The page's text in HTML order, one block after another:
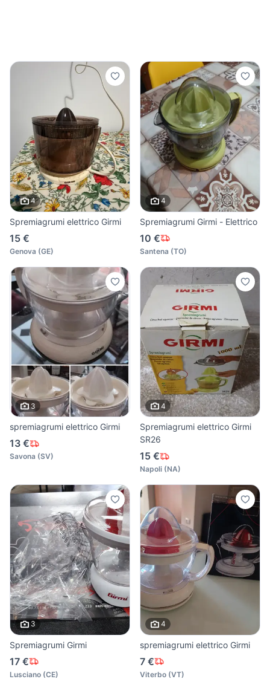
4
Spremiagrumi elettrico Girmi
15 €
Genova (GE)
4
Spremiagrumi Girmi - Elettrico
10 €
Santena (TO)
3
spremiagrumi elettrico Girmi
13 €
Savona (SV)
4
Spremiagrumi elettrico Girmi
SR26
15 €
Napoli (NA)
3
Spremiagrumi Girmi
17 €
Lusciano (CE)
4
spremiagrumi elettrico Girmi
7 €
Viterbo (VT)